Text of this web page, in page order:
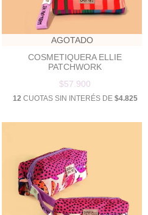
AGOTADO
COSMETIQUERA ELLIE
PATCHWORK
$57.900
12CUOTAS SIN INTERÉS DE $4.825